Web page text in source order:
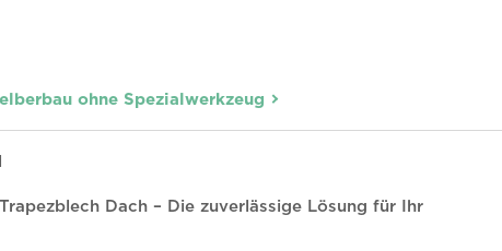
ohne Spezialwerkzeug
Dach – Die zuverlässige Lösung für Ihr